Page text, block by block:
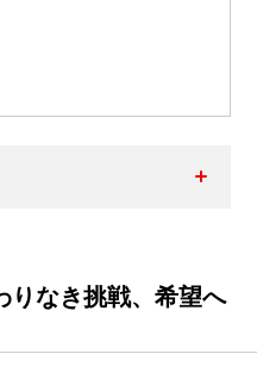
なき挑戦、希望へ